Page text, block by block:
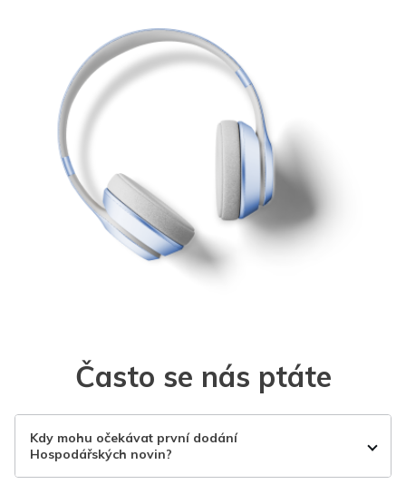
Často se nás ptáte
Kdy mohu očekávat první dodání
Hospodářských novin?